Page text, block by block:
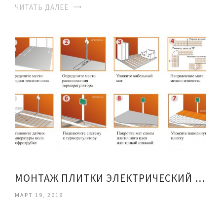
ЧИТАТЬ ДАЛЕЕ
МОНТАЖ ПЛИТКИ ЭЛЕКТРИЧЕСКИЙ ТЕПЛЫЙ ПОЛ
МАРТ 19, 2019